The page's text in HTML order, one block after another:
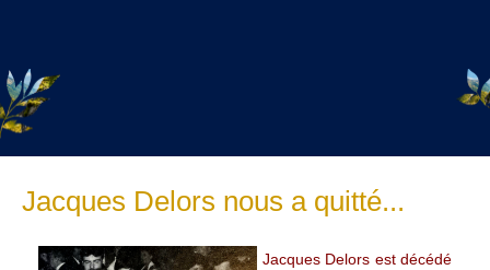
Jacques Delors nous a quitté...
Jacques Delors est décédé